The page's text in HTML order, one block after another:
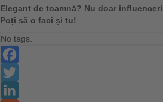
Elegant de toamnă? Nu doar
Poți să o faci și tu!
No tags.
Facebook
Twitter